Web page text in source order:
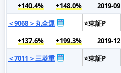
+140.4%
+148.0% 2019-09
＜9068＞丸全運
⭐東証P
+137.6%
+199.3% 2019-12
＜7011＞三菱重
⭐東証P